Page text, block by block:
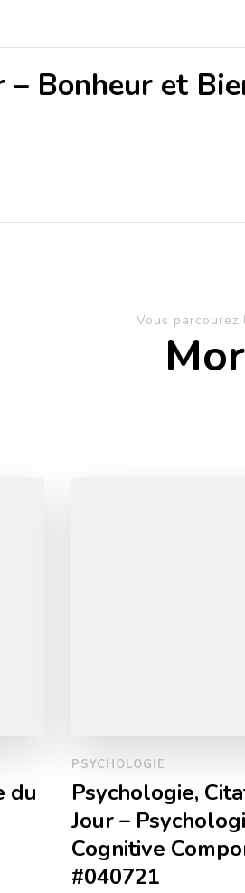
Bonheur et
Vous parcourez
du
PSYCHOLOGIE
Psychologie,
Jour –
Cognitive
#040721